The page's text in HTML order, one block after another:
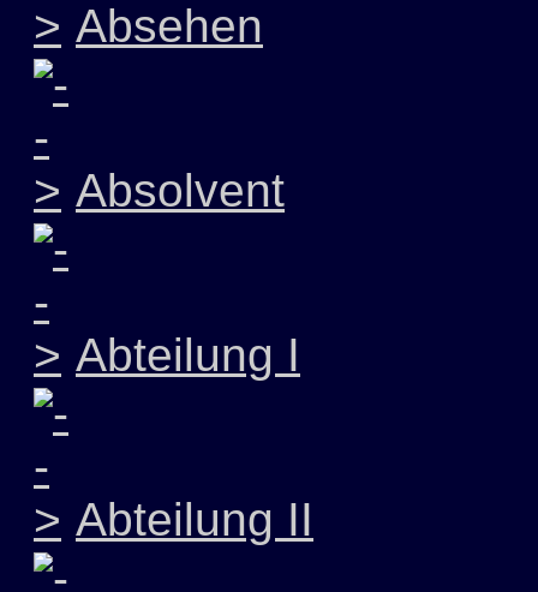
Absehen
Absolvent
Abteilung I
Abteilung II